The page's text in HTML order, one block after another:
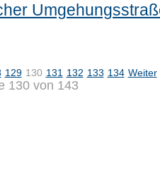
129 130 131 132 133 134 Weiter
130 von 143